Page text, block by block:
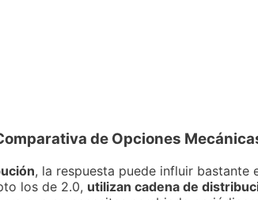
de Opciones
, la respuesta puede influir bastante
los de 2.0, utilizan cadena de